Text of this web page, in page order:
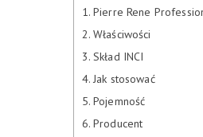
Pierre Rene
Właściwości
Skład INCI
Jak stosować
Pojemność
Producent